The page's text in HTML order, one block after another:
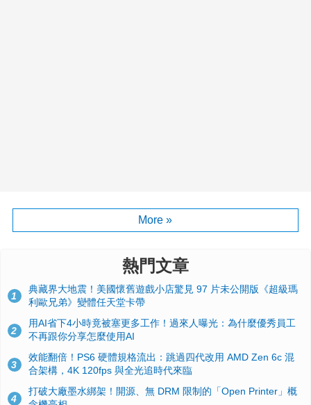
More »
熱門文章
1
典藏界大地震！美國懷舊遊戲小店驚見 97 片未公開版《超級瑪
利歐兄弟》變體任天堂卡帶
2
用AI省下4小時竟被塞更多工作！過來人曝光：為什麼優秀員工
不再跟你分享怎麼使用AI
3
效能翻倍！PS6 硬體規格流出：跳過四代改用 AMD Zen 6c 混
合架構，4K 120fps 與全光追時代來臨
4
打破大廠墨水綁架！開源、無 DRM 限制的「Open Printer」概